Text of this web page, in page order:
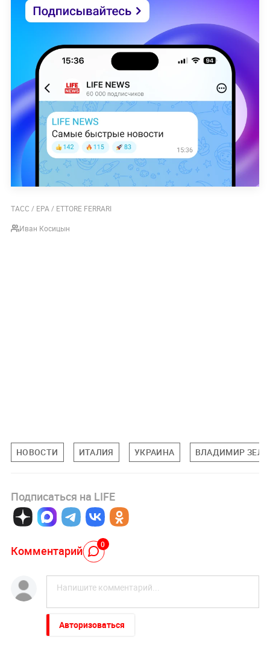
ТАСС / EPA / ETTORE FERRARI
Иван Косицын
НОВОСТИ ИТАЛИЯ УКРАИНА ВЛАДИМИР
Подписаться на LIFE
Комментарий 0
Авторизоваться